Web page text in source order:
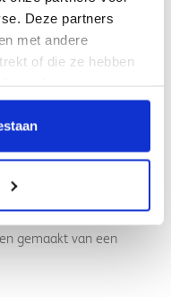
Deze partners
met andere
of die ze hebben
e maakt onderscheid
Sommige patiënten met
CPAP-apparatuur van
detecteren of er zich
en past de druk
effect heeft op uw
Somnobalance als
gemaakt van een